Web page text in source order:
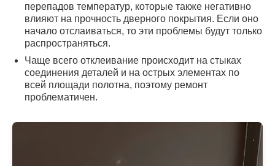
перепадов температур, которые также негативно
влияют на прочность дверного покрытия. Если оно
начало отслаиваться, то эти проблемы будут только
распространяться.
Чаще всего отклеивание происходит на стыках
соединения деталей и на острых элементах по
всей площади полотна, поэтому ремонт
проблематичен.